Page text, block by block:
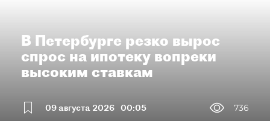
В Петербурге резко вырос
спрос на ипотеку вопреки
высоким ставкам
09 августа 2026 00:05 736